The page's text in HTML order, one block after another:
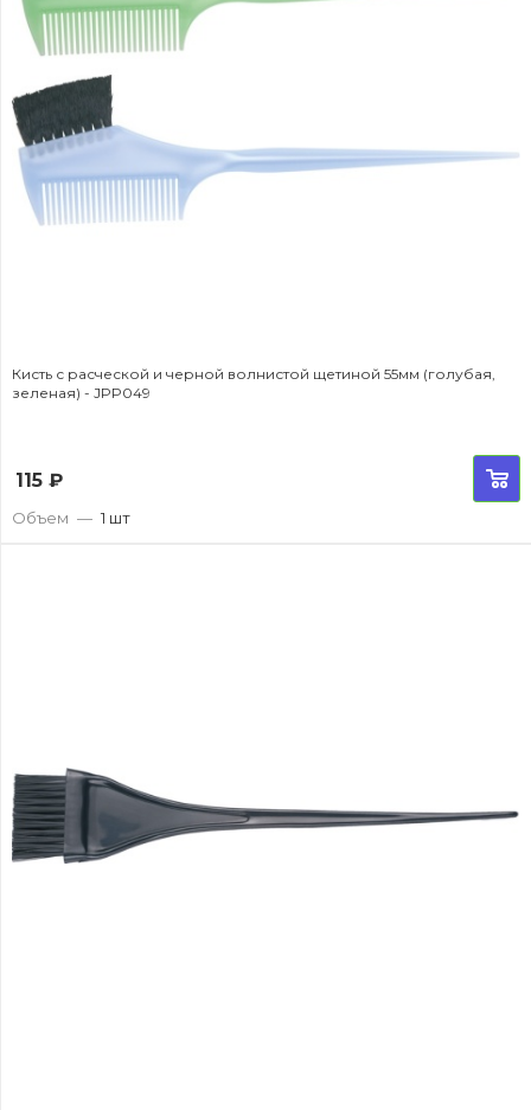
Кисть с расческой и черной волнистой щетиной 55мм (голубая,
зеленая) - JPP049
115 ₽
Объем — 1 шт